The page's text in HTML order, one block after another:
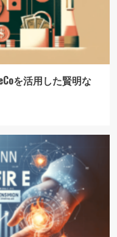
を活用した賢明な